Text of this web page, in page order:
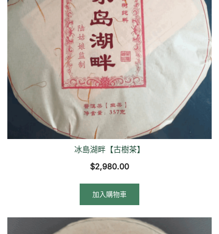
冰島湖畔【古樹茶】
$2,980.00
加入購物車